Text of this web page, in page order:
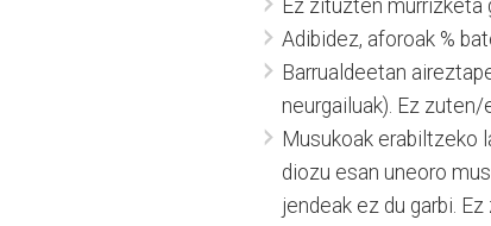
Ez zituzten murrizketa
Adibidez, aforoak %
Barrualdeetan
neurgailuak). Ez zuten/
Musukoak erabiltzeko
diozu esan uneoro
jendeak ez du garbi.